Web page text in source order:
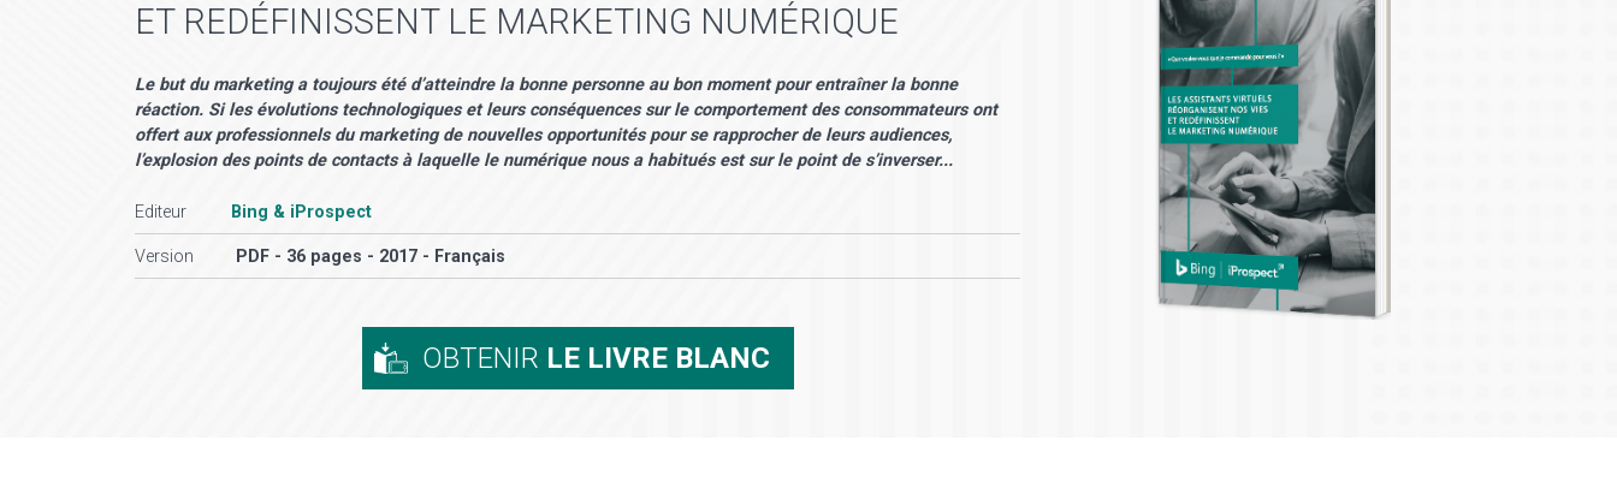
ET REDÉFINISSENT LE MARKETING NUMÉRIQUE
Le but du marketing a toujours été d’atteindre la bonne personne au bon moment pour entraîner la bonne
réaction. Si les évolutions technologiques et leurs conséquences sur le comportement des consommateurs ont
offert aux professionnels du marketing de nouvelles opportunités pour se rapprocher de leurs audiences,
l’explosion des points de contacts à laquelle le numérique nous a habitués est sur le point de s’inverser...
Editeur Bing & iProspect
Version PDF - 36 pages - 2017 - Français
OBTENIR LE LIVRE BLANC